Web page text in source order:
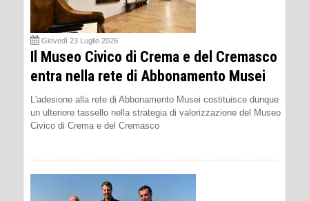
Giovedì 23 Luglio 2026
Il Museo Civico di Crema e del Cremasco
entra nella rete di Abbonamento Musei
L'adesione alla rete di Abbonamento Musei costituisce dunque
un ulteriore tassello nella strategia di valorizzazione del Museo
Civico di Crema e del Cremasco